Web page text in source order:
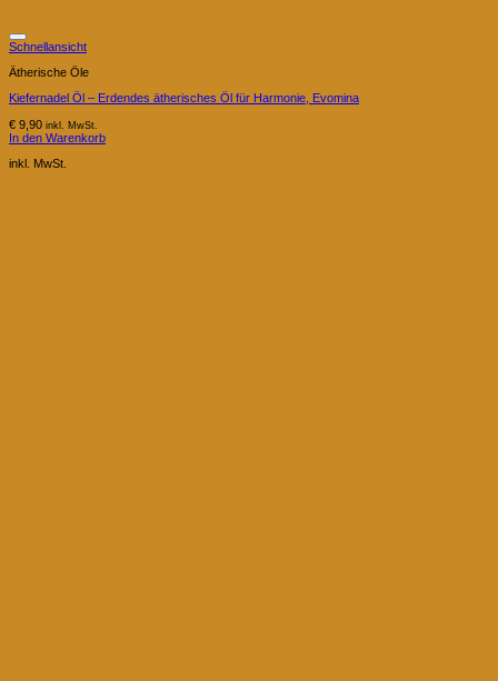
Schnellansicht
Ätherische Öle
Kiefernadel Öl – Erdendes ätherisches Öl für Harmonie, Evomina
€ 9,90 inkl. MwSt.
In den Warenkorb
inkl. MwSt.